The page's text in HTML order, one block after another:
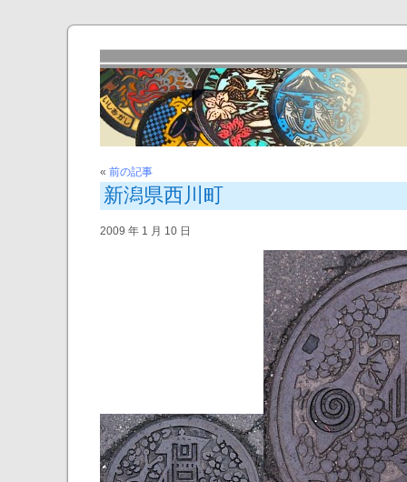
« 前の記事
新潟県西川町
2009 年 1 月 10 日